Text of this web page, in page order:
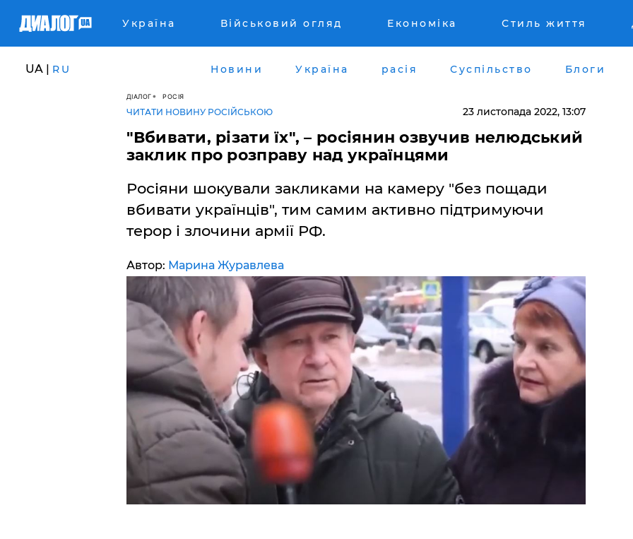
Україна Військовий огляд Економіка Стиль життя
UA | RU Новини Україна расія Суспільство Блоги
ДІАЛОГ РОСІЯ
ЧИТАТИ НОВИНУ РОСІЙСЬКОЮ 23 листопада 2022, 13:07
"Вбивати, різати їх", – росіянин озвучив нелюдський
заклик про розправу над українцями
Росіяни шокували закликами на камеру "без пощади
вбивати українців", тим самим активно підтримуючи
терор і злочини армії РФ.
Автор: Марина Журавлева